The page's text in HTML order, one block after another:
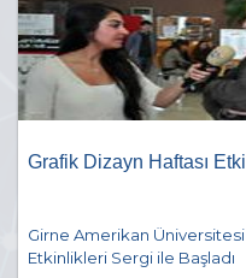
Grafik Dizayn Haftası
Girne Amerikan
Etkinlikleri Sergi ile Başladı